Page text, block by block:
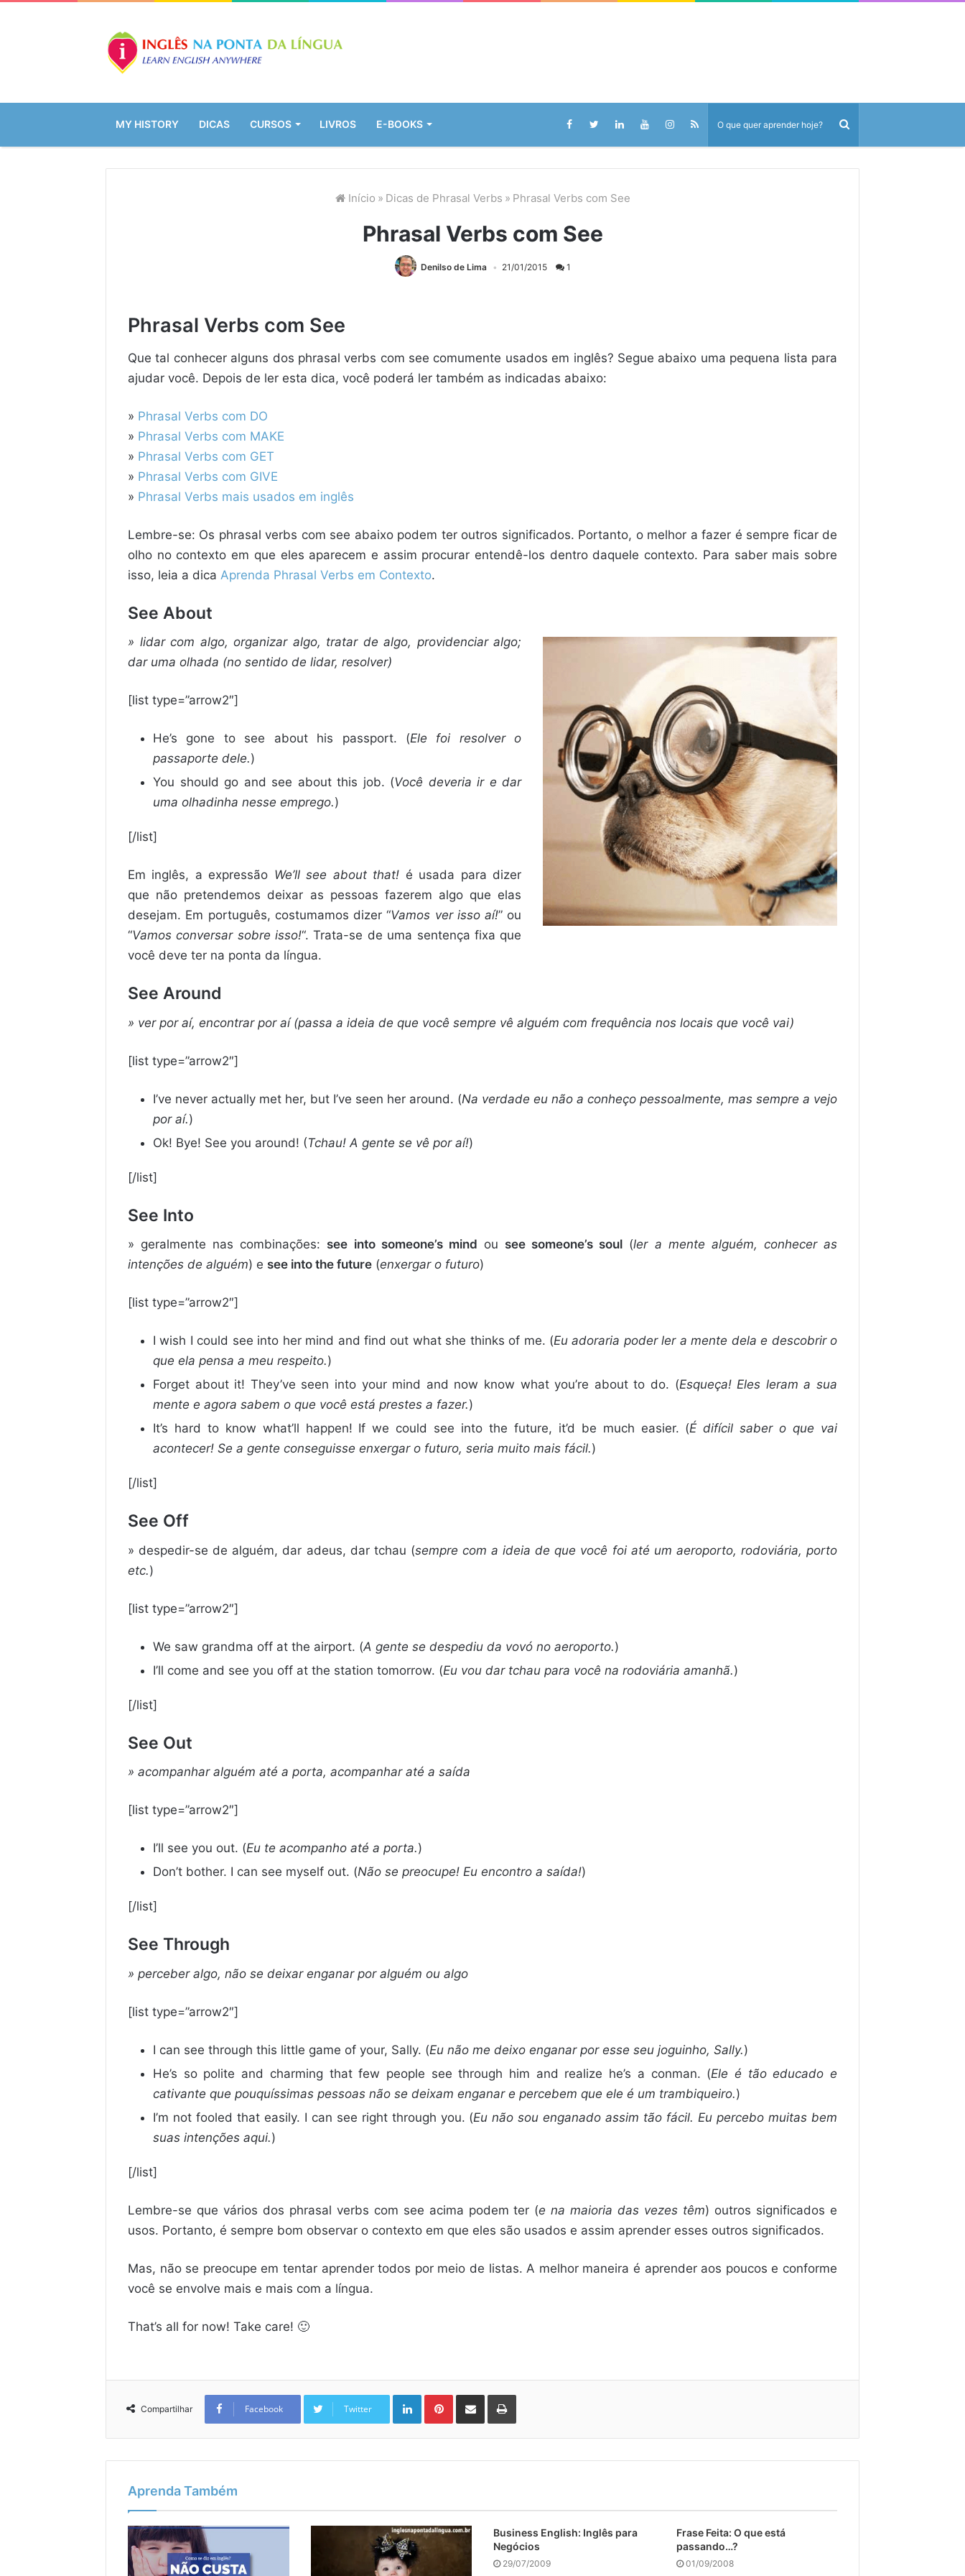
MY HISTORY DICAS CURSOS LIVROS E-BOOKS
Início » Dicas de Phrasal Verbs » Phrasal Verbs com See
Phrasal Verbs com See
Denilso de Lima 21/01/2015 1
Phrasal Verbs com See
Que tal conhecer alguns dos phrasal verbs com see comumente usados em inglês? Segue abaixo uma pequena lista para
ajudar você. Depois de ler esta dica, você poderá ler também as indicadas abaixo:
» Phrasal Verbs com DO
» Phrasal Verbs com MAKE
» Phrasal Verbs com GET
» Phrasal Verbs com GIVE
» Phrasal Verbs mais usados em inglês
Lembre-se: Os phrasal verbs com see abaixo podem ter outros significados. Portanto, o melhor a fazer é sempre ficar de
olho no contexto em que eles aparecem e assim procurar entendê-los dentro daquele contexto. Para saber mais sobre
isso, leia a dica Aprenda Phrasal Verbs em Contexto.
See About
» lidar com algo, organizar algo, tratar de algo, providenciar algo;
dar uma olhada (no sentido de lidar, resolver)
[list type=”arrow2″]
He’s gone to see about his passport. (Ele foi resolver o
passaporte dele.)
You should go and see about this job. (Você deveria ir e dar
uma olhadinha nesse emprego.)
[/list]
Em inglês, a expressão We’ll see about that! é usada para dizer
que não pretendemos deixar as pessoas fazerem algo que elas
desejam. Em português, costumamos dizer “Vamos ver isso aí!” ou
“Vamos conversar sobre isso!“. Trata-se de uma sentença fixa que
você deve ter na ponta da língua.
See Around
» ver por aí, encontrar por aí (passa a ideia de que você sempre vê alguém com frequência nos locais que você vai)
[list type=”arrow2″]
I’ve never actually met her, but I’ve seen her around. (Na verdade eu não a conheço pessoalmente, mas sempre a vejo
por aí.)
Ok! Bye! See you around! (Tchau! A gente se vê por aí!)
[/list]
See Into
» geralmente nas combinações:see into someone’s mind ousee someone’s soul (ler a mente alguém, conhecer as
intenções de alguém) e see into the future (enxergar o futuro)
[list type=”arrow2″]
I wish I could see into her mind and find out what she thinks of me. (Eu adoraria poder ler a mente dela e descobrir o
que ela pensa a meu respeito.)
Forget about it! They’ve seen into your mind and now know what you’re about to do. (Esqueça! Eles leram a sua
mente e agora sabem o que você está prestes a fazer.)
It’s hard to know what’ll happen! If we could see into the future, it’d be much easier. (É difícil saber o que vai
acontecer! Se a gente conseguisse enxergar o futuro, seria muito mais fácil.)
[/list]
See Off
» despedir-se de alguém, dar adeus, dar tchau (sempre com a ideia de que você foi até um aeroporto, rodoviária, porto
etc.)
[list type=”arrow2″]
We saw grandma off at the airport. (A gente se despediu da vovó no aeroporto.)
I’ll come and see you off at the station tomorrow. (Eu vou dar tchau para você na rodoviária amanhã.)
[/list]
See Out
» acompanhar alguém até a porta, acompanhar até a saída
[list type=”arrow2″]
I’ll see you out. (Eu te acompanho até a porta.)
Don’t bother. I can see myself out. (Não se preocupe! Eu encontro a saída!)
[/list]
See Through
» perceber algo, não se deixar enganar por alguém ou algo
[list type=”arrow2″]
I can see through this little game of your, Sally. (Eu não me deixo enganar por esse seu joguinho, Sally.)
He’s so polite and charming that few people see through him and realize he’s a conman. (Ele é tão educado e
cativante que pouquíssimas pessoas não se deixam enganar e percebem que ele é um trambiqueiro.)
I’m not fooled that easily. I can see right through you. (Eu não sou enganado assim tão fácil. Eu percebo muitas bem
suas intenções aqui.)
[/list]
Lembre-se que vários dos phrasal verbs com see acima podem ter (e na maioria das vezes têm) outros significados e
usos. Portanto, é sempre bom observar o contexto em que eles são usados e assim aprender esses outros significados.
Mas, não se preocupe em tentar aprender todos por meio de listas. A melhor maneira é aprender aos poucos e conforme
você se envolve mais e mais com a língua.
That’s all for now! Take care! 🙂
Compartilhar Facebook Twitter
LinkedinPinterest
Compartilhar via e-mail Imprimir
Aprenda Também
Business English: Inglês para
Negócios
29/07/2009
Frase Feita: O que está
passando…?
01/09/2008